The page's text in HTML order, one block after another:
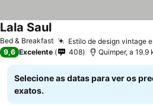
Bed & Breakfast Estilo de design vintage
Lala SaulVer preços
9,6 Excelente 408 Quimper, a 19.9
Selecione as datas para ver os
exatos.